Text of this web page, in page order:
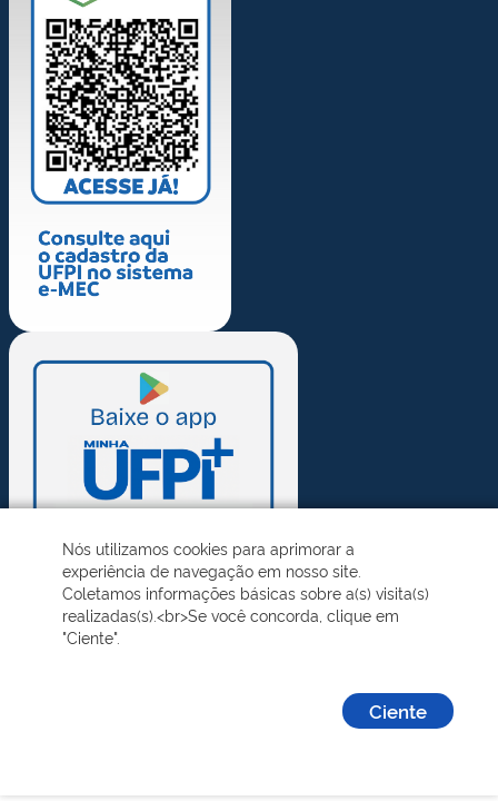
Nós utilizamos cookies para aprimorar a
experiência de navegação em nosso site.
Coletamos informações básicas sobre a(s) visita(s)
realizadas(s).<br>Se você concorda, clique em
"Ciente".
Ciente